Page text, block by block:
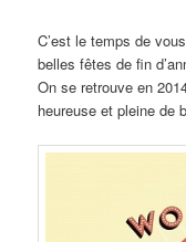
C’est le temps de
belles fêtes de fin
On se retrouve en
heureuse et pleine de